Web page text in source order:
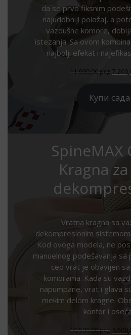
da se prvo fiksnim
najudobniji položaj, a
vazdušne komore,
istezanja. Sa ovom
najbolji efekat i
11.900,00рсд
била:
Купи сада
SpineMAX
Kragna
Vratna kragna sa
dekompresionim sistemom
Kod ovoga modela, ne
manuelnog podešavanja
ceo vrat je obavijen
komorama. Kada su
napumpane, vrat i glava
mekim delom kragne.
konfor i
10.500,00рсд